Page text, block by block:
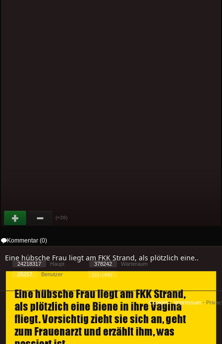
(+26)
Kommentar (0)
Eine hübsche Frau liegt am FKK Strand, als plötzlich eine..
24218317 Haupt 378242
Warteraum
25257
Benutzer [ 1 ] - ( 0.9 )
Cookies-Impressum -